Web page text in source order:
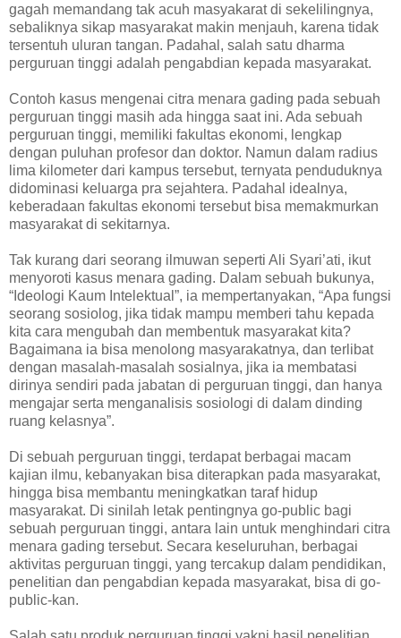
gagah memandang tak acuh masyakarat di sekelilingnya,
sebaliknya sikap masyarakat makin menjauh, karena tidak
tersentuh uluran tangan. Padahal, salah satu dharma
perguruan tinggi adalah pengabdian kepada masyarakat.
Contoh kasus mengenai citra menara gading pada sebuah
perguruan tinggi masih ada hingga saat ini. Ada sebuah
perguruan tinggi, memiliki fakultas ekonomi, lengkap
dengan puluhan profesor dan doktor. Namun dalam radius
lima kilometer dari kampus tersebut, ternyata penduduknya
didominasi keluarga pra sejahtera. Padahal idealnya,
keberadaan fakultas ekonomi tersebut bisa memakmurkan
masyarakat di sekitarnya.
Tak kurang dari seorang ilmuwan seperti Ali Syari’ati, ikut
menyoroti kasus menara gading. Dalam sebuah bukunya,
“Ideologi Kaum Intelektual”, ia mempertanyakan, “Apa fungsi
seorang sosiolog, jika tidak mampu memberi tahu kepada
kita cara mengubah dan membentuk masyarakat kita?
Bagaimana ia bisa menolong masyarakatnya, dan terlibat
dengan masalah-masalah sosialnya, jika ia membatasi
dirinya sendiri pada jabatan di perguruan tinggi, dan hanya
mengajar serta menganalisis sosiologi di dalam dinding
ruang kelasnya”.
Di sebuah perguruan tinggi, terdapat berbagai macam
kajian ilmu, kebanyakan bisa diterapkan pada masyarakat,
hingga bisa membantu meningkatkan taraf hidup
masyarakat. Di sinilah letak pentingnya go-public bagi
sebuah perguruan tinggi, antara lain untuk menghindari citra
menara gading tersebut. Secara keseluruhan, berbagai
aktivitas perguruan tinggi, yang tercakup dalam pendidikan,
penelitian dan pengabdian kepada masyarakat, bisa di go-
public-kan.